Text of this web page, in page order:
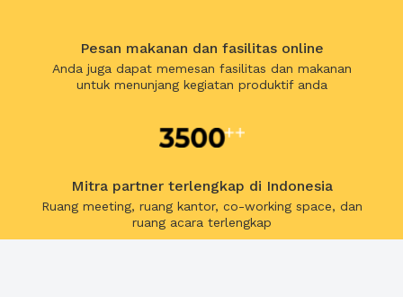
Pesan makanan dan fasilitas online
Anda juga dapat memesan fasilitas dan makanan
untuk menunjang kegiatan produktif anda
Mitra partner terlengkap di Indonesia
Ruang meeting, ruang kantor, co-working space, dan
ruang acara terlengkap